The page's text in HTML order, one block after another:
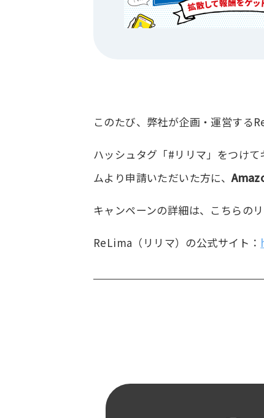
このたび、弊社が企画・運営する
ハッシュタグ「#リリマ」をつけ
ムより申請いただいた方に、
キャンペーンの詳細は、こちらの
ReLima（リリマ）の公式サイト：